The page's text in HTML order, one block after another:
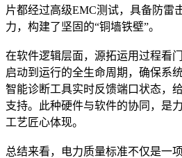
片都经过高级EMC测试，具备防雷
力，构建了坚固的“铜墙铁壁”。
在软件逻辑层面，源拓运用过程看
启动到运行的全生命周期，确保系
智能诊断工具实时反馈端口状态，
支持。此种硬件与软件的协同，是
工艺匠心体现。
总结来看，电力质量标准不仅是一